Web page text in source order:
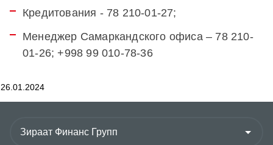
Кредитования - 78 210-01-27;
Менеджер Cамаркандского офиса – 78 210-
01-26; +998 99 010-78-36
26.01.2024